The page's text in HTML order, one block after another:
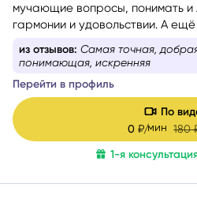
мучающие вопросы, понимать и
гармонии и удовольствии. А
со своим Высшим Я, уметь
из любви. Все знания я
из отзывов: Самая точная,
понимающая, искренняя
Перейти в профиль
По
0 ₽/мин180
1-я